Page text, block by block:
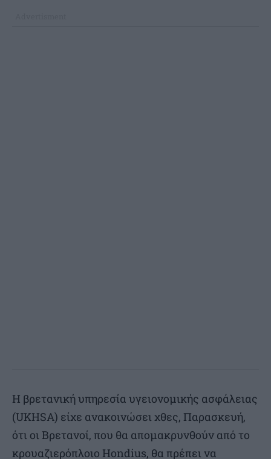
Η βρετανική υπηρεσία υγειονομικής ασφάλειας
(UKHSA) είχε ανακοινώσει χθες, Παρασκευή,
ότι οι Βρετανοί, που θα απομακρυνθούν από το
κρουαζιερόπλοιο Hondius, θα πρέπει να